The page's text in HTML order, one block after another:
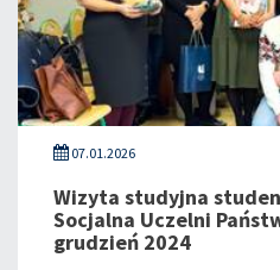
07.01.2026
Wizyta studyjna
Socjalna Uczelni
grudzień 2024